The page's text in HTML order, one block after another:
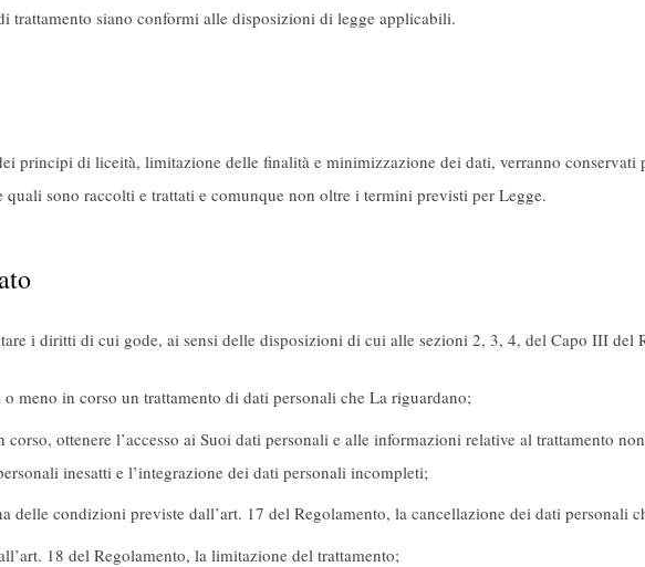
trattamento siano conformi alle disposizioni di legge applicabili.
principi di liceità, limitazione delle finalità e minimizzazione dei dati, verranno conservati
sono raccolti e trattati e comunque non oltre i termini previsti per Legge.
i diritti di cui gode, ai sensi delle disposizioni di cui alle sezioni 2, 3, 4, del Capo III del
o meno in corso un trattamento di dati personali che La riguardano;
corso, ottenere l’accesso ai Suoi dati personali e alle informazioni relative al trattamento
inesatti e l’integrazione dei dati personali incompleti;
delle condizioni previste dall’art. 17 del Regolamento, la cancellazione dei dati personali
18 del Regolamento, la limitazione del trattamento;